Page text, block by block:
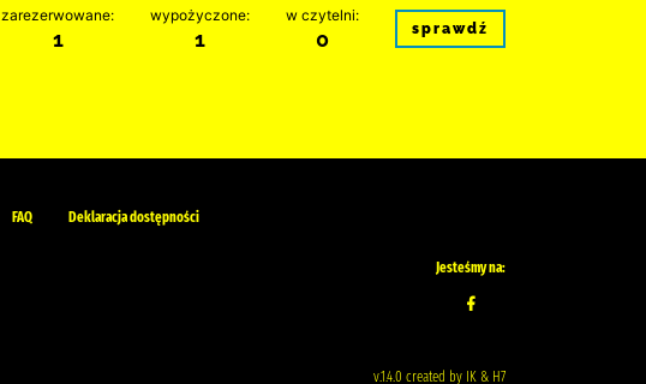
zarezerwowane:
1
wypożyczone:
1
w czytelni:
0 sprawdź
FAQ Deklaracja dostępności
Jesteśmy na:
v.1.4.0 created by IK & H7